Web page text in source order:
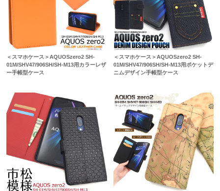
＜スマホケース＞AQUOSzero2 SH-
01M/SHV47/906SH/SH-M13用カラーレザ
ー手帳型ケース
＜スマホケース＞AQUOSzero2 SH-
01M/SHV47/906SH/SH-M13用ポケットデ
ニムデザイン手帳型ケース